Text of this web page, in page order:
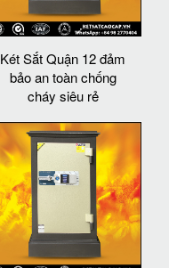
Két Sắt Quận 12 đảm
bảo an toàn chống
cháy siêu rẻ